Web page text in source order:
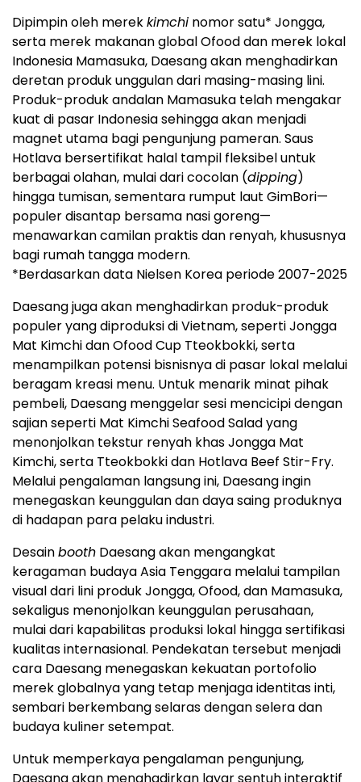
Dipimpin oleh merekkimchi nomor satu* Jongga,
serta merek makanan global Ofood dan merek lokal
Indonesia Mamasuka, Daesang akan menghadirkan
deretan produk unggulan dari masing-masing lini.
Produk-produk andalan Mamasuka telah mengakar
kuat di pasar Indonesia sehingga akan menjadi
magnet utama bagi pengunjung pameran. Saus
Hotlava bersertifikat halal tampil fleksibel untuk
berbagai olahan, mulai dari cocolan (dipping)
hingga tumisan, sementara rumput laut GimBori—
populer disantap bersama nasi goreng—
menawarkan camilan praktis dan renyah, khususnya
bagi rumah tangga modern.
*Berdasarkan data Nielsen Korea periode 2007-2025
Daesang juga akan menghadirkan produk-produk
populer yang diproduksi di Vietnam, seperti Jongga
Mat Kimchi dan Ofood Cup Tteokbokki, serta
menampilkan potensi bisnisnya di pasar lokal melalui
beragam kreasi menu. Untuk menarik minat pihak
pembeli, Daesang menggelar sesi mencicipi dengan
sajian seperti Mat Kimchi Seafood Salad yang
menonjolkan tekstur renyah khas Jongga Mat
Kimchi, serta Tteokbokki dan Hotlava Beef Stir-Fry.
Melalui pengalaman langsung ini, Daesang ingin
menegaskan keunggulan dan daya saing produknya
di hadapan para pelaku industri.
Desainbooth Daesang akan mengangkat
keragaman budaya Asia Tenggara melalui tampilan
visual dari lini produk Jongga, Ofood, dan Mamasuka,
sekaligus menonjolkan keunggulan perusahaan,
mulai dari kapabilitas produksi lokal hingga sertifikasi
kualitas internasional. Pendekatan tersebut menjadi
cara Daesang menegaskan kekuatan portofolio
merek globalnya yang tetap menjaga identitas inti,
sembari berkembang selaras dengan selera dan
budaya kuliner setempat.
Untuk memperkaya pengalaman pengunjung,
Daesang akan menghadirkan layar sentuh interaktif